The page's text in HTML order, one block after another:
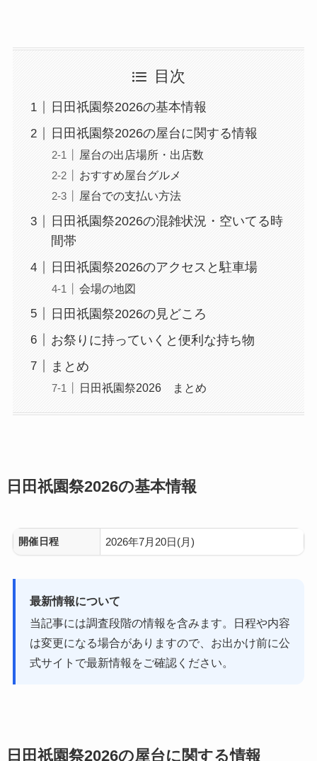
目次
日田祇園祭2026の基本情報
日田祇園祭2026の屋台に関する情報
屋台の出店場所・出店数
おすすめ屋台グルメ
屋台での支払い方法
日田祇園祭2026の混雑状況・空いてる時
間帯
日田祇園祭2026のアクセスと駐車場
会場の地図
日田祇園祭2026の見どころ
お祭りに持っていくと便利な持ち物
まとめ
日田祇園祭2026 まとめ
日田祇園祭2026の基本情報
開催日程 2026年7月20日(月)
最新情報について
当記事には調査段階の情報を含みます。日程や内容
は変更になる場合がありますので、お出かけ前に公
式サイトで最新情報をご確認ください。
日田祇園祭2026の屋台に関する情報